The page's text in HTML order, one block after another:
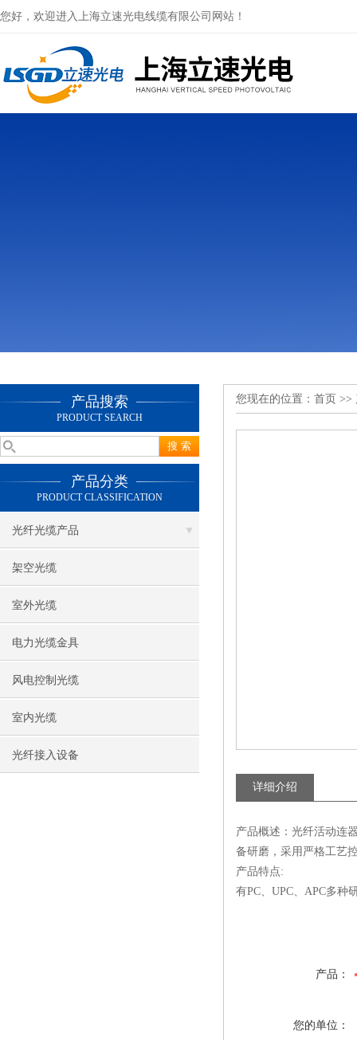
您好，欢迎进入上海立速光电线缆有限公司网站！
产品搜索
PRODUCT SEARCH
产品分类
PRODUCT CLASSIFICATION
光纤光缆产品
架空光缆
室外光缆
电力光缆金具
风电控制光缆
室内光缆
光纤接入设备
您现在的位置： 首页 >>
详细介绍
产品概述：光纤活动连
备研磨，采用严格工艺
产品特点:
有PC、UPC、APC多
产品：
您的单位：